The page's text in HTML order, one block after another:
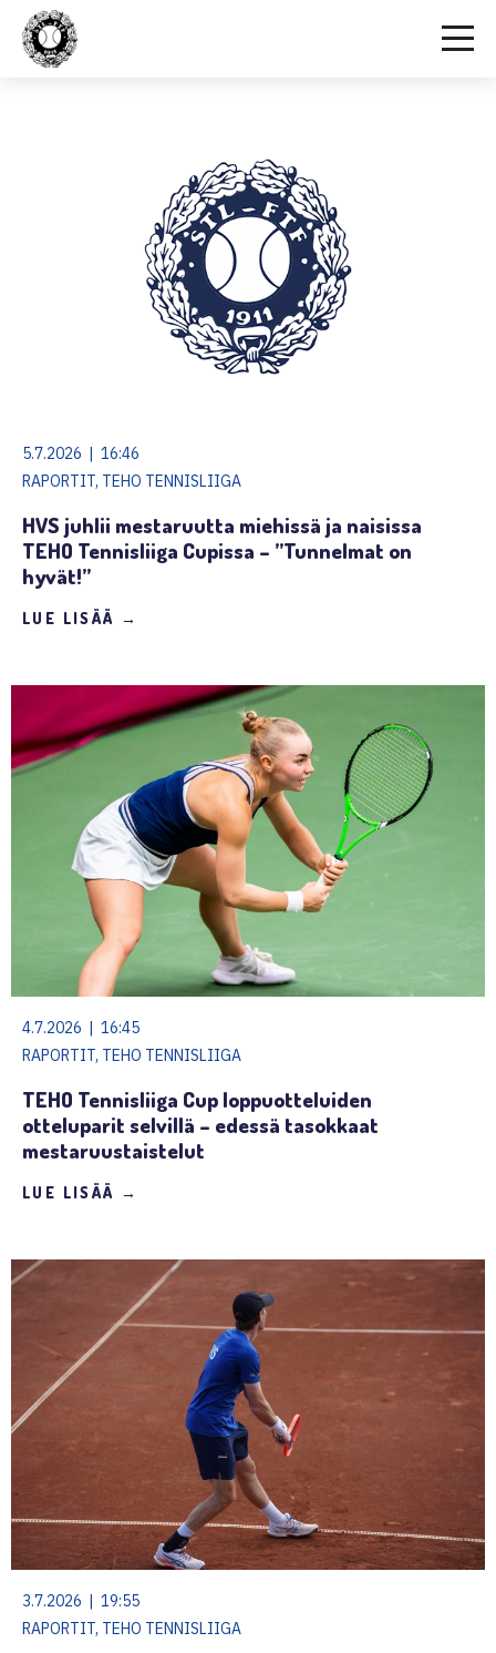
5.7.2026 | 16:46
RAPORTIT, TEHO TENNISLIIGA
HVS juhlii mestaruutta miehissä ja naisissa
TEHO Tennisliiga Cupissa – ”Tunnelmat on
hyvät!”
LUE LISÄÄ →
4.7.2026 | 16:45
RAPORTIT, TEHO TENNISLIIGA
TEHO Tennisliiga Cup loppuotteluiden
otteluparit selvillä – edessä tasokkaat
mestaruustaistelut
LUE LISÄÄ →
3.7.2026 | 19:55
RAPORTIT, TEHO TENNISLIIGA